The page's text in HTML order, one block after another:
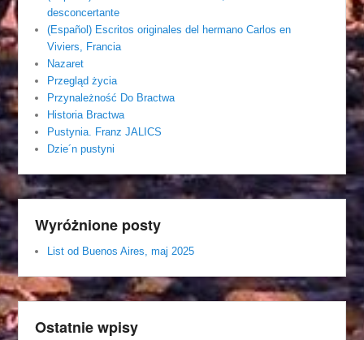
desconcertante
(Español) Escritos originales del hermano Carlos en
Viviers, Francia
Nazaret
Przegląd życia
Przynależność Do Bractwa
Historia Bractwa
Pustynia. Franz JALICS
Dzie´n pustyni
Wyróżnione posty
List od Buenos Aires, maj 2025
Ostatnie wpisy